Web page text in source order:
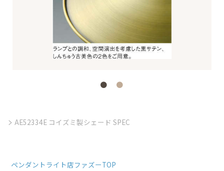
AE52334E コイズミ製シェード SPEC
ペンダントライト店ファズーTOP